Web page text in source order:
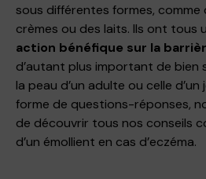
sous différentes formes, comme
crèmes ou des laits. Ils ont tous
action bénéfique sur la
d’autant plus important de bien
la peau d’un adulte ou celle
forme de questions-réponses,
de découvrir tous nos conseils
d’un émollient en cas d’eczéma.